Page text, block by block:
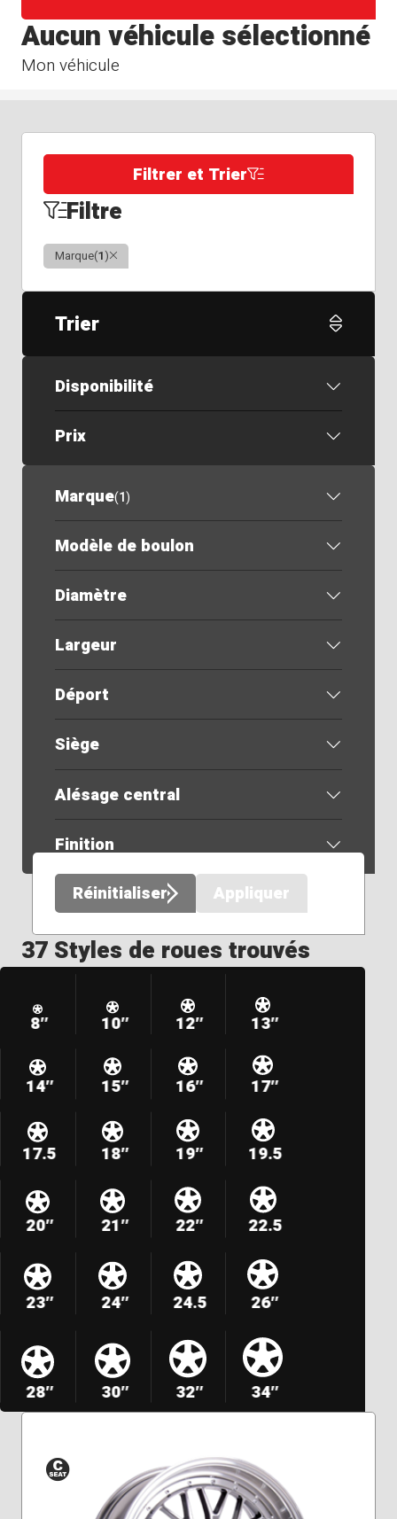
Mon véhicule
Aucun véhicule sélectionné
Filtrer et Trier
Filtre
Marque(1)Clair
Trier
Disponibilité
Prix
Marque(1)
Modèle de boulon
Diamètre
Largeur
Déport
Siège
Alésage central
Finition
Réinitialiser
Appliquer
37 Styles de roues trouvés
8″ 10″ 12″ 13″
14″ 15″ 16″ 17″
17.5 18″ 19″ 19.5
20″ 21″ 22″ 22.5
23″ 24″ 24.5 26″
28″ 30″ 32″ 34″